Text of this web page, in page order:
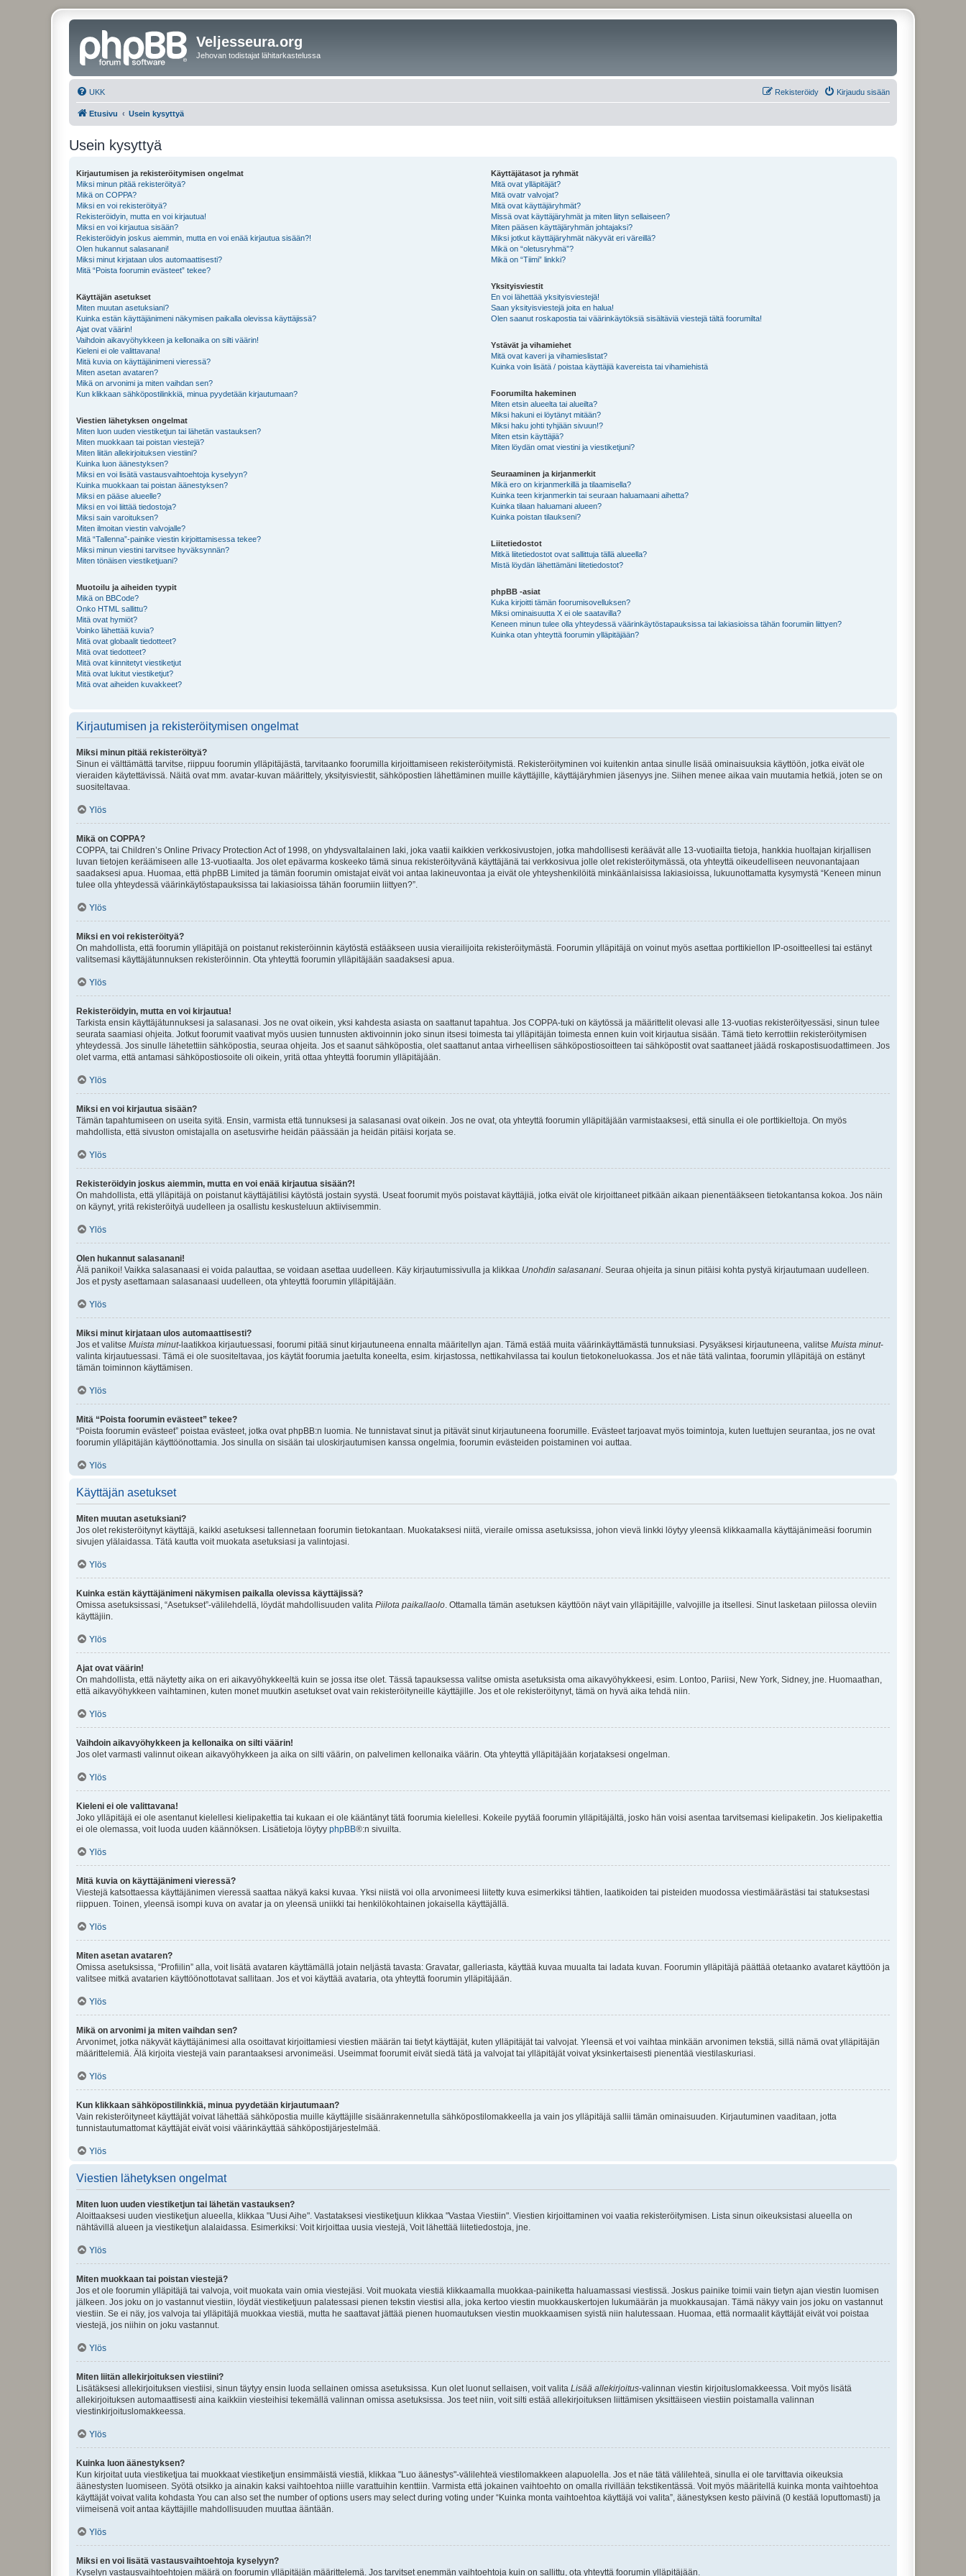
Veljesseura.org
Jehovan todistajat lähitarkastelussa
UKK Kirjaudu sisään
Rekisteröidy
Etusivu Usein kysyttyä
Usein kysyttyä
Kirjautumisen ja rekisteröitymisen ongelmat
Miksi minun pitää rekisteröityä?
Mikä on COPPA?
Miksi en voi rekisteröityä?
Rekisteröidyin, mutta en voi kirjautua!
Miksi en voi kirjautua sisään?
Rekisteröidyin joskus aiemmin, mutta en voi enää kirjautua sisään?!
Olen hukannut salasanani!
Miksi minut kirjataan ulos automaattisesti?
Mitä “Poista foorumin evästeet” tekee?
Käyttäjän asetukset
Miten muutan asetuksiani?
Kuinka estän käyttäjänimeni näkymisen paikalla olevissa käyttäjissä?
Ajat ovat väärin!
Vaihdoin aikavyöhykkeen ja kellonaika on silti väärin!
Kieleni ei ole valittavana!
Mitä kuvia on käyttäjänimeni vieressä?
Miten asetan avataren?
Mikä on arvonimi ja miten vaihdan sen?
Kun klikkaan sähköpostilinkkiä, minua pyydetään kirjautumaan?
Viestien lähetyksen ongelmat
Miten luon uuden viestiketjun tai lähetän vastauksen?
Miten muokkaan tai poistan viestejä?
Miten liitän allekirjoituksen viestiini?
Kuinka luon äänestyksen?
Miksi en voi lisätä vastausvaihtoehtoja kyselyyn?
Kuinka muokkaan tai poistan äänestyksen?
Miksi en pääse alueelle?
Miksi en voi liittää tiedostoja?
Miksi sain varoituksen?
Miten ilmoitan viestin valvojalle?
Mitä “Tallenna”-painike viestin kirjoittamisessa tekee?
Miksi minun viestini tarvitsee hyväksynnän?
Miten tönäisen viestiketjuani?
Muotoilu ja aiheiden tyypit
Mikä on BBCode?
Onko HTML sallittu?
Mitä ovat hymiöt?
Voinko lähettää kuvia?
Mitä ovat globaalit tiedotteet?
Mitä ovat tiedotteet?
Mitä ovat kiinnitetyt viestiketjut
Mitä ovat lukitut viestiketjut?
Mitä ovat aiheiden kuvakkeet?
Käyttäjätasot ja ryhmät
Mitä ovat ylläpitäjät?
Mitä ovatr valvojat?
Mitä ovat käyttäjäryhmät?
Missä ovat käyttäjäryhmät ja miten liityn sellaiseen?
Miten pääsen käyttäjäryhmän johtajaksi?
Miksi jotkut käyttäjäryhmät näkyvät eri väreillä?
Mikä on “oletusryhmä”?
Mikä on “Tiimi” linkki?
Yksityisviestit
En voi lähettää yksityisviestejä!
Saan yksityisviestejä joita en halua!
Olen saanut roskapostia tai väärinkäytöksiä sisältäviä viestejä tältä foorumilta!
Ystävät ja vihamiehet
Mitä ovat kaveri ja vihamieslistat?
Kuinka voin lisätä / poistaa käyttäjiä kavereista tai vihamiehistä
Foorumilta hakeminen
Miten etsin alueelta tai alueilta?
Miksi hakuni ei löytänyt mitään?
Miksi haku johti tyhjään sivuun!?
Miten etsin käyttäjiä?
Miten löydän omat viestini ja viestiketjuni?
Seuraaminen ja kirjanmerkit
Mikä ero on kirjanmerkillä ja tilaamisella?
Kuinka teen kirjanmerkin tai seuraan haluamaani aihetta?
Kuinka tilaan haluamani alueen?
Kuinka poistan tilaukseni?
Liitetiedostot
Mitkä liitetiedostot ovat sallittuja tällä alueella?
Mistä löydän lähettämäni liitetiedostot?
phpBB -asiat
Kuka kirjoitti tämän foorumisovelluksen?
Miksi ominaisuutta X ei ole saatavilla?
Keneen minun tulee olla yhteydessä väärinkäytöstapauksissa tai lakiasioissa tähän foorumiin liittyen?
Kuinka otan yhteyttä foorumin ylläpitäjään?
Kirjautumisen ja rekisteröitymisen ongelmat
Miksi minun pitää rekisteröityä?
Sinun ei välttämättä tarvitse, riippuu foorumin ylläpitäjästä, tarvitaanko foorumilla kirjoittamiseen rekisteröitymistä. Rekisteröityminen voi kuitenkin antaa sinulle lisää ominaisuuksia käyttöön, jotka eivät ole
vieraiden käytettävissä. Näitä ovat mm. avatar-kuvan määrittely, yksityisviestit, sähköpostien lähettäminen muille käyttäjille, käyttäjäryhmien jäsenyys jne. Siihen menee aikaa vain muutamia hetkiä, joten se on
suositeltavaa.
Ylös
Mikä on COPPA?
COPPA, tai Children’s Online Privacy Protection Act of 1998, on yhdysvaltalainen laki, joka vaatii kaikkien verkkosivustojen, jotka mahdollisesti keräävät alle 13-vuotiailta tietoja, hankkia huoltajan kirjallisen
luvan tietojen keräämiseen alle 13-vuotiaalta. Jos olet epävarma koskeeko tämä sinua rekisteröityvänä käyttäjänä tai verkkosivua jolle olet rekisteröitymässä, ota yhteyttä oikeudelliseen neuvonantajaan
saadaksesi apua. Huomaa, että phpBB Limited ja tämän foorumin omistajat eivät voi antaa lakineuvontaa ja eivät ole yhteyshenkilöitä minkäänlaisissa lakiasioissa, lukuunottamatta kysymystä “Keneen minun
tulee olla yhteydessä väärinkäytöstapauksissa tai lakiasioissa tähän foorumiin liittyen?”.
Ylös
Miksi en voi rekisteröityä?
On mahdollista, että foorumin ylläpitäjä on poistanut rekisteröinnin käytöstä estääkseen uusia vierailijoita rekisteröitymästä. Foorumin ylläpitäjä on voinut myös asettaa porttikiellon IP-osoitteellesi tai estänyt
valitsemasi käyttäjätunnuksen rekisteröinnin. Ota yhteyttä foorumin ylläpitäjään saadaksesi apua.
Ylös
Rekisteröidyin, mutta en voi kirjautua!
Tarkista ensin käyttäjätunnuksesi ja salasanasi. Jos ne ovat oikein, yksi kahdesta asiasta on saattanut tapahtua. Jos COPPA-tuki on käytössä ja määrittelit olevasi alle 13-vuotias rekisteröityessäsi, sinun tulee
seurata saamiasi ohjeita. Jotkut foorumit vaativat myös uusien tunnusten aktivoinnin joko sinun itsesi toimesta tai ylläpitäjän toimesta ennen kuin voit kirjautua sisään. Tämä tieto kerrottiin rekisteröitymisen
yhteydessä. Jos sinulle lähetettiin sähköpostia, seuraa ohjeita. Jos et saanut sähköpostia, olet saattanut antaa virheellisen sähköpostiosoitteen tai sähköpostit ovat saattaneet jäädä roskapostisuodattimeen. Jos
olet varma, että antamasi sähköpostiosoite oli oikein, yritä ottaa yhteyttä foorumin ylläpitäjään.
Ylös
Miksi en voi kirjautua sisään?
Tämän tapahtumiseen on useita syitä. Ensin, varmista että tunnuksesi ja salasanasi ovat oikein. Jos ne ovat, ota yhteyttä foorumin ylläpitäjään varmistaaksesi, että sinulla ei ole porttikieltoja. On myös
mahdollista, että sivuston omistajalla on asetusvirhe heidän päässään ja heidän pitäisi korjata se.
Ylös
Rekisteröidyin joskus aiemmin, mutta en voi enää kirjautua sisään?!
On mahdollista, että ylläpitäjä on poistanut käyttäjätilisi käytöstä jostain syystä. Useat foorumit myös poistavat käyttäjiä, jotka eivät ole kirjoittaneet pitkään aikaan pienentääkseen tietokantansa kokoa. Jos näin
on käynyt, yritä rekisteröityä uudelleen ja osallistu keskusteluun aktiivisemmin.
Ylös
Olen hukannut salasanani!
Älä panikoi! Vaikka salasanaasi ei voida palauttaa, se voidaan asettaa uudelleen. Käy kirjautumissivulla ja klikkaa Unohdin salasanani . Seuraa ohjeita ja sinun pitäisi kohta pystyä kirjautumaan uudelleen.
Jos et pysty asettamaan salasanaasi uudelleen, ota yhteyttä foorumin ylläpitäjään.
Ylös
Miksi minut kirjataan ulos automaattisesti?
Jos et valitse Muista minut-laatikkoa kirjautuessasi, foorumi pitää sinut kirjautuneena ennalta määritellyn ajan. Tämä estää muita väärinkäyttämästä tunnuksiasi. Pysyäksesi kirjautuneena, valitse Muista minut-
valinta kirjautuessasi. Tämä ei ole suositeltavaa, jos käytät foorumia jaetulta koneelta, esim. kirjastossa, nettikahvilassa tai koulun tietokoneluokassa. Jos et näe tätä valintaa, foorumin ylläpitäjä on estänyt
tämän toiminnon käyttämisen.
Ylös
Mitä “Poista foorumin evästeet” tekee?
“Poista foorumin evästeet” poistaa evästeet, jotka ovat phpBB:n luomia. Ne tunnistavat sinut ja pitävät sinut kirjautuneena foorumille. Evästeet tarjoavat myös toimintoja, kuten luettujen seurantaa, jos ne ovat
foorumin ylläpitäjän käyttöönottamia. Jos sinulla on sisään tai uloskirjautumisen kanssa ongelmia, foorumin evästeiden poistaminen voi auttaa.
Ylös
Käyttäjän asetukset
Miten muutan asetuksiani?
Jos olet rekisteröitynyt käyttäjä, kaikki asetuksesi tallennetaan foorumin tietokantaan. Muokataksesi niitä, vieraile omissa asetuksissa, johon vievä linkki löytyy yleensä klikkaamalla käyttäjänimeäsi foorumin
sivujen ylälaidassa. Tätä kautta voit muokata asetuksiasi ja valintojasi.
Ylös
Kuinka estän käyttäjänimeni näkymisen paikalla olevissa käyttäjissä?
Omissa asetuksissasi, “Asetukset”-välilehdellä, löydät mahdollisuuden valita Piilota paikallaolo . Ottamalla tämän asetuksen käyttöön näyt vain ylläpitäjille, valvojille ja itsellesi. Sinut lasketaan piilossa oleviin
käyttäjiin.
Ylös
Ajat ovat väärin!
On mahdollista, että näytetty aika on eri aikavyöhykkeeltä kuin se jossa itse olet. Tässä tapauksessa valitse omista asetuksista oma aikavyöhykkeesi, esim. Lontoo, Pariisi, New York, Sidney, jne. Huomaathan,
että aikavyöhykkeen vaihtaminen, kuten monet muutkin asetukset ovat vain rekisteröityneille käyttäjille. Jos et ole rekisteröitynyt, tämä on hyvä aika tehdä niin.
Ylös
Vaihdoin aikavyöhykkeen ja kellonaika on silti väärin!
Jos olet varmasti valinnut oikean aikavyöhykkeen ja aika on silti väärin, on palvelimen kellonaika väärin. Ota yhteyttä ylläpitäjään korjataksesi ongelman.
Ylös
Kieleni ei ole valittavana!
Joko ylläpitäjä ei ole asentanut kielellesi kielipakettia tai kukaan ei ole kääntänyt tätä foorumia kielellesi. Kokeile pyytää foorumin ylläpitäjältä, josko hän voisi asentaa tarvitsemasi kielipaketin. Jos kielipakettia
ei ole olemassa, voit luoda uuden käännöksen. Lisätietoja löytyy phpBB®:n sivuilta.
Ylös
Mitä kuvia on käyttäjänimeni vieressä?
Viestejä katsottaessa käyttäjänimen vieressä saattaa näkyä kaksi kuvaa. Yksi niistä voi olla arvonimeesi liitetty kuva esimerkiksi tähtien, laatikoiden tai pisteiden muodossa viestimäärästäsi tai statuksestasi
riippuen. Toinen, yleensä isompi kuva on avatar ja on yleensä uniikki tai henkilökohtainen jokaisella käyttäjällä.
Ylös
Miten asetan avataren?
Omissa asetuksissa, “Profiilin” alla, voit lisätä avataren käyttämällä jotain neljästä tavasta: Gravatar, galleriasta, käyttää kuvaa muualta tai ladata kuvan. Foorumin ylläpitäjä päättää otetaanko avataret käyttöön ja
valitsee mitkä avatarien käyttöönottotavat sallitaan. Jos et voi käyttää avataria, ota yhteyttä foorumin ylläpitäjään.
Ylös
Mikä on arvonimi ja miten vaihdan sen?
Arvonimet, jotka näkyvät käyttäjänimesi alla osoittavat kirjoittamiesi viestien määrän tai tietyt käyttäjät, kuten ylläpitäjät tai valvojat. Yleensä et voi vaihtaa minkään arvonimen tekstiä, sillä nämä ovat ylläpitäjän
määrittelemiä. Älä kirjoita viestejä vain parantaaksesi arvonimeäsi. Useimmat foorumit eivät siedä tätä ja valvojat tai ylläpitäjät voivat yksinkertaisesti pienentää viestilaskuriasi.
Ylös
Kun klikkaan sähköpostilinkkiä, minua pyydetään kirjautumaan?
Vain rekisteröityneet käyttäjät voivat lähettää sähköpostia muille käyttäjille sisäänrakennetulla sähköpostilomakkeella ja vain jos ylläpitäjä sallii tämän ominaisuuden. Kirjautuminen vaaditaan, jotta
tunnistautumattomat käyttäjät eivät voisi väärinkäyttää sähköpostijärjestelmää.
Ylös
Viestien lähetyksen ongelmat
Miten luon uuden viestiketjun tai lähetän vastauksen?
Aloittaaksesi uuden viestiketjun alueella, klikkaa "Uusi Aihe". Vastataksesi viestiketjuun klikkaa "Vastaa Viestiin". Viestien kirjoittaminen voi vaatia rekisteröitymisen. Lista sinun oikeuksistasi alueella on
nähtävillä alueen ja viestiketjun alalaidassa. Esimerkiksi: Voit kirjoittaa uusia viestejä, Voit lähettää liitetiedostoja, jne.
Ylös
Miten muokkaan tai poistan viestejä?
Jos et ole foorumin ylläpitäjä tai valvoja, voit muokata vain omia viestejäsi. Voit muokata viestiä klikkaamalla muokkaa-painiketta haluamassasi viestissä. Joskus painike toimii vain tietyn ajan viestin luomisen
jälkeen. Jos joku on jo vastannut viestiin, löydät viestiketjuun palatessasi pienen tekstin viestisi alla, joka kertoo viestin muokkauskertojen lukumäärän ja muokkausajan. Tämä näkyy vain jos joku on vastannut
viestiin. Se ei näy, jos valvoja tai ylläpitäjä muokkaa viestiä, mutta he saattavat jättää pienen huomautuksen viestin muokkaamisen syistä niin halutessaan. Huomaa, että normaalit käyttäjät eivät voi poistaa
viestejä, jos niihin on joku vastannut.
Ylös
Miten liitän allekirjoituksen viestiini?
Lisätäksesi allekirjoituksen viestiisi, sinun täytyy ensin luoda sellainen omissa asetuksissa. Kun olet luonut sellaisen, voit valita Lisää allekirjoitus-valinnan viestin kirjoituslomakkeessa. Voit myös lisätä
allekirjoituksen automaattisesti aina kaikkiin viesteihisi tekemällä valinnan omissa asetuksissa. Jos teet niin, voit silti estää allekirjoituksen liittämisen yksittäiseen viestiin poistamalla valinnan
viestinkirjoituslomakkeessa.
Ylös
Kuinka luon äänestyksen?
Kun kirjoitat uuta viestiketjua tai muokkaat viestiketjun ensimmäistä viestiä, klikkaa "Luo äänestys"-välilehteä viestilomakkeen alapuolella. Jos et näe tätä välilehteä, sinulla ei ole tarvittavia oikeuksia
äänestysten luomiseen. Syötä otsikko ja ainakin kaksi vaihtoehtoa niille varattuihin kenttiin. Varmista että jokainen vaihtoehto on omalla rivillään tekstikentässä. Voit myös määritellä kuinka monta vaihtoehtoa
käyttäjät voivat valita kohdasta You can also set the number of options users may select during voting under “Kuinka monta vaihtoehtoa käyttäjä voi valita”, äänestyksen kesto päivinä (0 kestää loputtomasti) ja
viimeisenä voit antaa käyttäjille mahdollisuuden muuttaa ääntään.
Ylös
Miksi en voi lisätä vastausvaihtoehtoja kyselyyn?
Kyselyn vastausvaihtoehtojen määrä on foorumin ylläpitäjän määrittelemä. Jos tarvitset enemmän vaihtoehtoja kuin on sallittu, ota yhteyttä foorumin ylläpitäjään.